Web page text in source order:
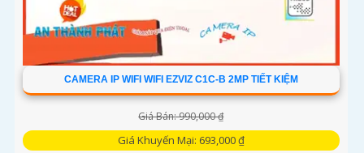
CAMERA IP WIFI WIFI EZVIZ C1C-B 2MP TIẾT KIỆM
Giá Bán: 990,000 ₫
Giá Khuyến Mại: 693,000 ₫